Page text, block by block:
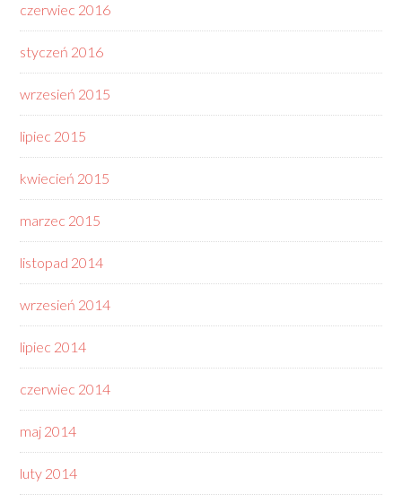
czerwiec 2016
styczeń 2016
wrzesień 2015
lipiec 2015
kwiecień 2015
marzec 2015
listopad 2014
wrzesień 2014
lipiec 2014
czerwiec 2014
maj 2014
luty 2014